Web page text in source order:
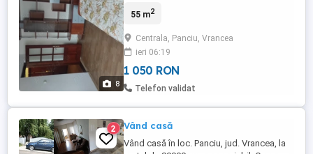
8
55 m2
Centrala, Panciu, Vrancea
ieri 06:19
1 050 RON
Telefon validat
2 Vând casă
Vând casă în loc. Panciu, jud. Vrancea, la